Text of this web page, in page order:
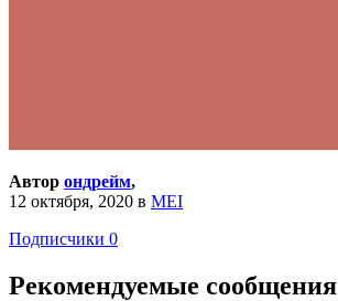
Автор ондрейм,
12 октября, 2020 в MEI
Подписчики 0
Рекомендуемые сообщения